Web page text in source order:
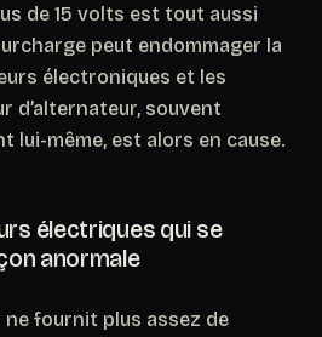
de 15 volts est tout aussi
peut endommager la
électroniques et les
d’alternateur, souvent
lui-même, est alors en cause.
électriques qui se
anormale
ne fournit plus assez de